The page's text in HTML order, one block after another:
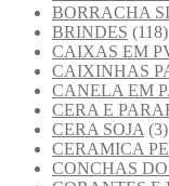
BORRACHA
BRINDES (118)
CAIXAS EM
CAIXINHAS
CANELA EM
CERA E
CERA SOJA (3)
CERAMICA
CONCHAS